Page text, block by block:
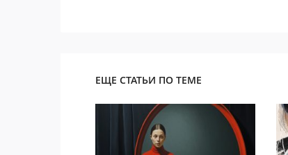
ЕЩЕ СТАТЬИ ПО ТЕМЕ